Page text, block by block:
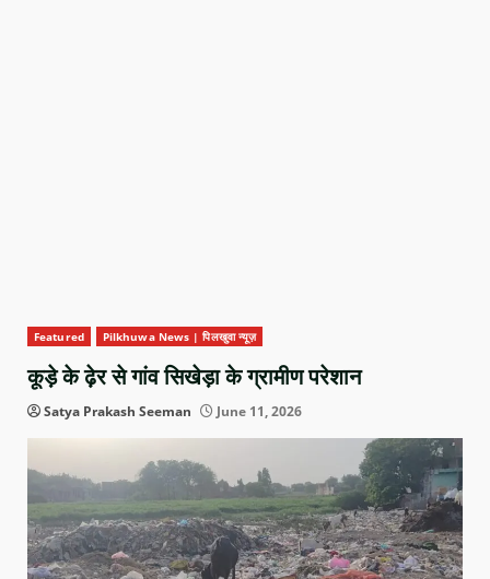
Featured Pilkhuwa News | पिलखुवा न्यूज़
कूड़े के ढ़ेर से गांव सिखेड़ा के ग्रामीण परेशान
Satya Prakash Seeman June 11, 2026